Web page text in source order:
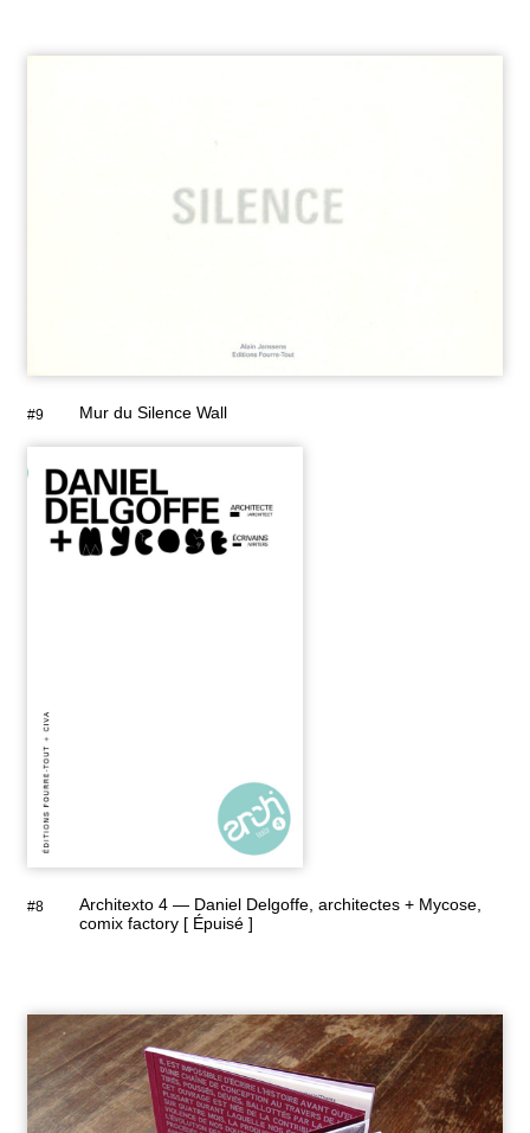
#9 Mur du Silence Wall
#8
Architexto 4 — Daniel Delgoffe, architectes + Mycose,
comix factory [ Épuisé ]